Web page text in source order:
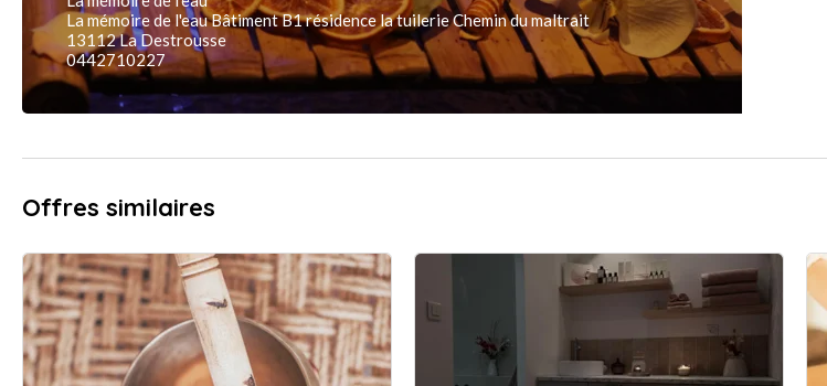
La mémoire de l'eau Bâtiment B1 résidence la tuilerie Chemin du maltrait
13112 La Destrousse
0442710227
Offres similaires